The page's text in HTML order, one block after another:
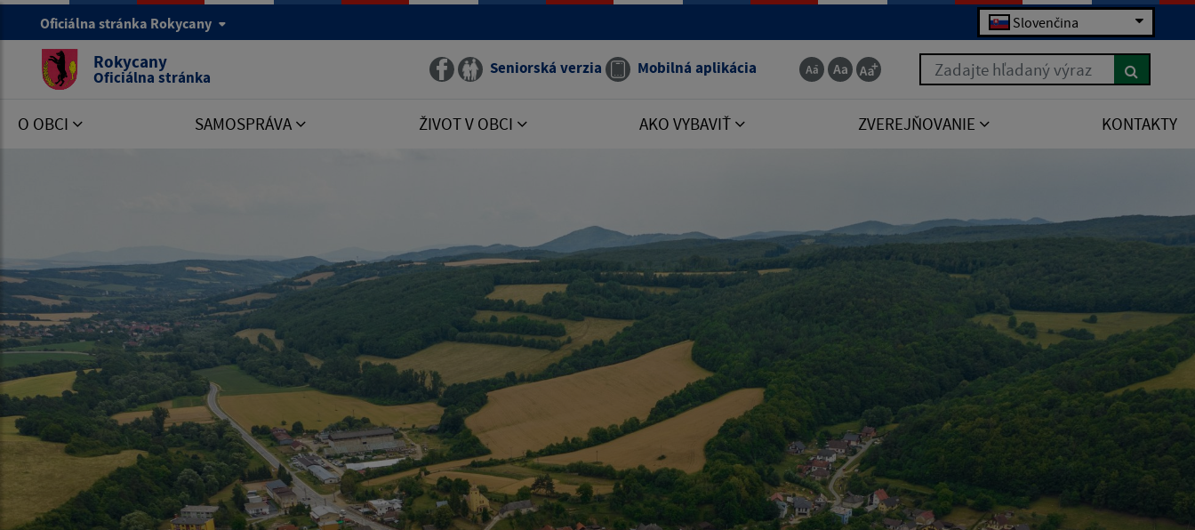
Oficiálna stránka Rokycany Slovenčina
Rokycany
Oficiálna stránka Seniorská verzia Mobilná aplikácia Zadajte hľadaný výraz
O OBCI SAMOSPRÁVA ŽIVOT V OBCI AKO VYBAVIŤ ZVEREJŇOVANIE KONTAKTY